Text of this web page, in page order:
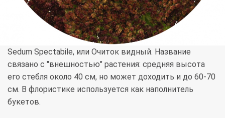
Sedum Spectabile, или Очиток видный. Название
связано с "внешностью" растения: средняя высота
его стебля около 40 см, но может доходить и до 60-70
см. В флористике используется как наполнитель
букетов.